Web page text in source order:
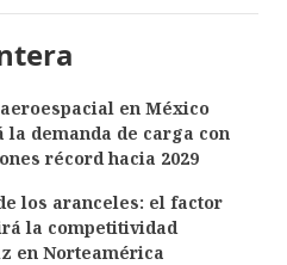
en México
la demanda de carga con
récord hacia 2029
los aranceles: el factor
la competitividad
en Norteamérica